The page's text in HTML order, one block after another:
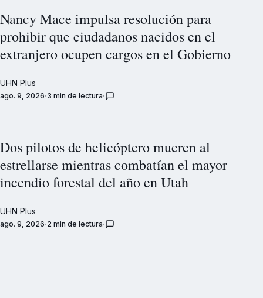
Nancy Mace impulsa resolución para
prohibir que ciudadanos nacidos en el
extranjero ocupen cargos en el Gobierno
UHN Plus
ago. 9, 2026 3 min de lectura
Dos pilotos de helicóptero mueren al
estrellarse mientras combatían el mayor
incendio forestal del año en Utah
UHN Plus
ago. 9, 2026 2 min de lectura